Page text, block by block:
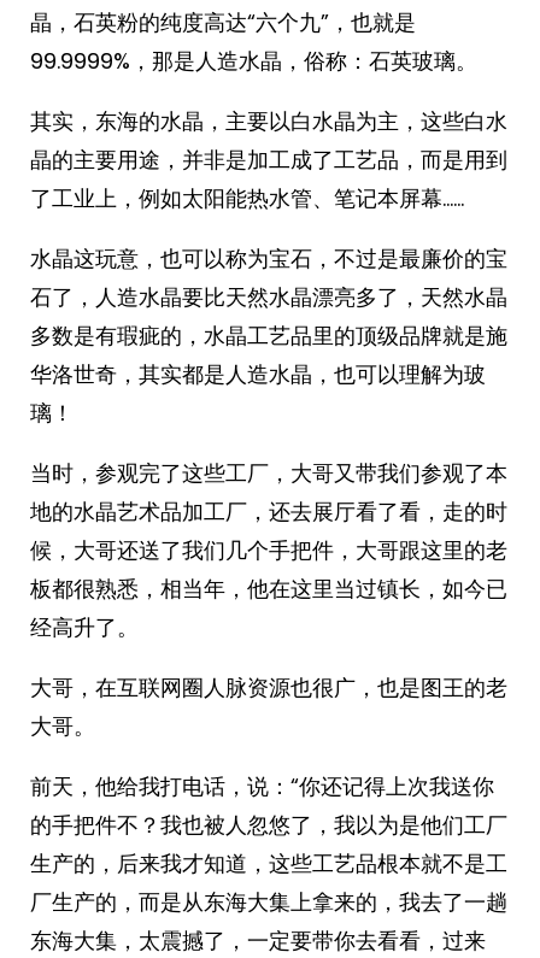
晶，石英粉的纯度高达“六个九”，也就是
99.9999%，那是人造水晶，俗称：石英玻璃。
其实，东海的水晶，主要以白水晶为主，这些白水
晶的主要用途，并非是加工成了工艺品，而是用到
了工业上，例如太阳能热水管、笔记本屏幕……
水晶这玩意，也可以称为宝石，不过是最廉价的宝
石了，人造水晶要比天然水晶漂亮多了，天然水晶
多数是有瑕疵的，水晶工艺品里的顶级品牌就是施
华洛世奇，其实都是人造水晶，也可以理解为玻
璃！
当时，参观完了这些工厂，大哥又带我们参观了本
地的水晶艺术品加工厂，还去展厅看了看，走的时
候，大哥还送了我们几个手把件，大哥跟这里的老
板都很熟悉，相当年，他在这里当过镇长，如今已
经高升了。
大哥，在互联网圈人脉资源也很广，也是图王的老
大哥。
前天，他给我打电话，说：“你还记得上次我送你
的手把件不？我也被人忽悠了，我以为是他们工厂
生产的，后来我才知道，这些工艺品根本就不是工
厂生产的，而是从东海大集上拿来的，我去了一趟
东海大集，太震撼了，一定要带你去看看，过来